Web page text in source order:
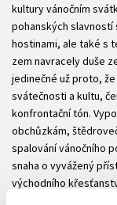
kultury vánočním
pohanských slavností
hostinami, ale také s
zem navracely duše
jedinečné už proto,
svátečnosti a kultu,
konfrontační tón.
obchůzkám,
spalování vánočního
snaha o vyvážený
východního